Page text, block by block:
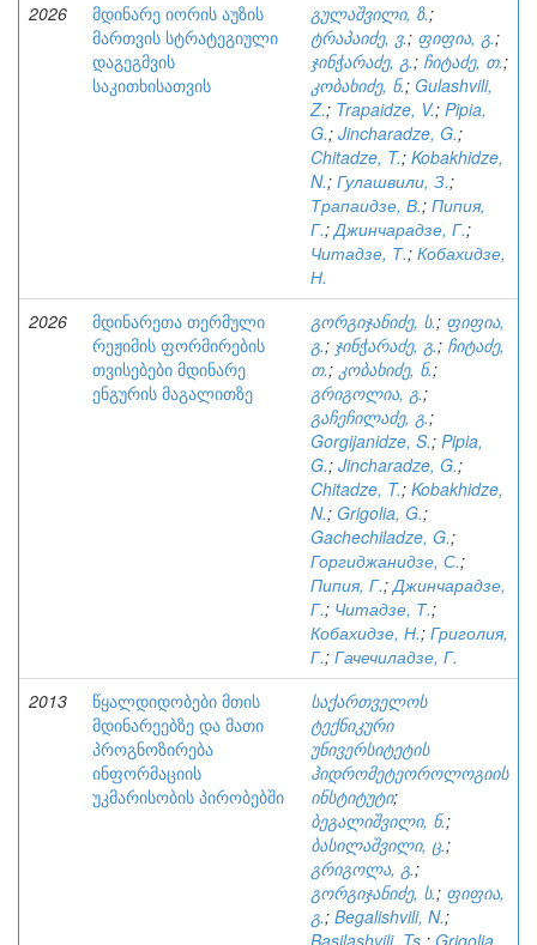
2026
მდინარე იორის აუზის
მართვის სტრატეგიული
დაგეგმვის
საკითხისათვის
გულაშვილი, ზ.;
ტრაპაიძე, ვ.; ფიფია, გ.;
ჯინჭარაძე, გ.; ჩიტაძე, თ.;
კობახიძე, ნ.; Gulashvili,
Z.; Trapaidze, V.; Pipia,
G.; Jincharadze, G.;
Chitadze, T.; Kobakhidze,
N.; Гулашвили, З.;
Трапаидзе, В.; Пипия,
Г.;Джинчарадзе, Г.;
Читадзе, Т.; Кобахидзе,
Н.
2026
მდინარეთა თერმული
რეჟიმის ფორმირების
თვისებები მდინარე
ენგურის მაგალითზე
გორგიჯანიძე, ს.; ფიფია,
გ.; ჯინჭარაძე, გ.; ჩიტაძე,
თ.; კობახიძე, ნ.;
გრიგოლია, გ.;
გაჩეჩილაძე, გ.;
Gorgijanidze, S.; Pipia,
G.; Jincharadze, G.;
Chitadze, T.; Kobakhidze,
N.; Grigolia, G.;
Gachechiladze, G.;
Горгиджанидзе, С.;
Пипия, Г.;Джинчарадзе,
Г.; Читадзе, Т.;
Кобахидзе, Н.; Григолия,
Г.; Гачечиладзе, Г.
2013
წყალდიდობები მთის
მდინარეებზე და მათი
პროგნოზირება
ინფორმაციის
უკმარისობის პირობებში
საქართველოს
ტექნიკური
უნივერსიტეტის
ჰიდრომეტეოროლოგიის
ინსტიტუტი;
ბეგალიშვილი, ნ.;
ბასილაშვილი, ც.;
გრიგოლა, გ.;
გორგიჯანიძე, ს.; ფიფია,
გ.; Begalishvili, N.;
Basilashvili, Ts. ; Grigolia,